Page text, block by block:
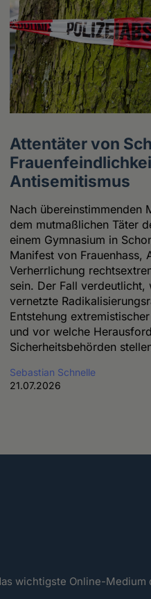
Attentäter von
Antisemitismus
Nach übereinstimmenden
dem mutmaßlichen Täter
einem Gymnasium in
Manifest von Frauenhass,
Verherrlichung
sein. Der Fall verdeutlicht,
vernetzte
Entstehung
und vor welche
Sicherheitsbehörden
Sebastian Schnelle
21.07.2026
wichtigste Online-